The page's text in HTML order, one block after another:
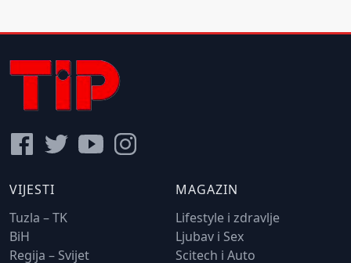
VIJESTI
Tuzla – TK
BiH
Regija – Svijet
MAGAZIN
Lifestyle i zdravlje
Ljubav i Sex
Scitech i Auto